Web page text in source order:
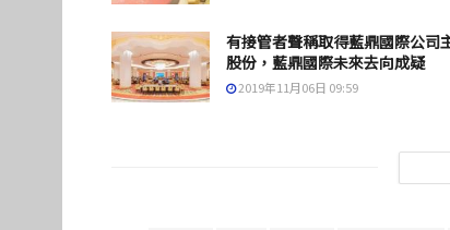
有接管者聲稱取得藍鼎國際公司
股份，藍鼎國際未來去向成疑
2019年11月06日 09:59